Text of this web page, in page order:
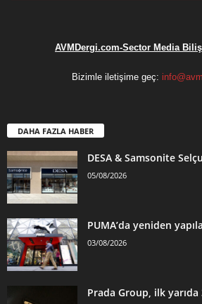
AVMDergi.com-Sector Media
Bizimle iletişime geç:
DAHA FAZLA HABER
DESA & Samsonite
05/08/2026
PUMA’da yeniden
03/08/2026
Prada Group, ilk